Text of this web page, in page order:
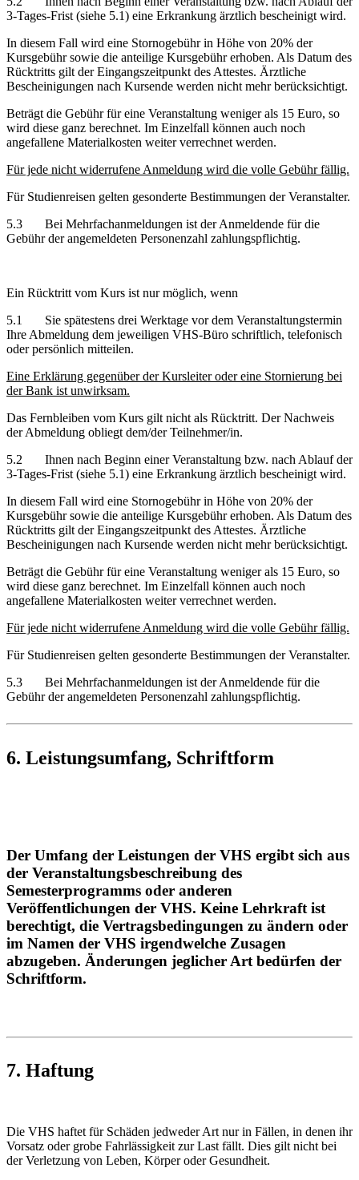
3-Tages-Frist (siehe 5.1) eine Erkrankung ärztlich bescheinigt wird.
In diesem Fall wird eine Stornogebühr in Höhe von 20% der
Kursgebühr sowie die anteilige Kursgebühr erhoben. Als Datum des
Rücktritts gilt der Eingangszeitpunkt des Attestes. Ärztliche
Bescheinigungen nach Kursende werden nicht mehr berücksichtigt.
Beträgt die Gebühr für eine Veranstaltung weniger als 15 Euro, so
wird diese ganz berechnet. Im Einzelfall können auch noch
angefallene Materialkosten weiter verrechnet werden.
Für jede nicht widerrufene Anmeldung wird die volle Gebühr fällig.
Für Studienreisen gelten gesonderte Bestimmungen der Veranstalter.
5.3 Bei Mehrfachanmeldungen ist der Anmeldende für die
Gebühr der angemeldeten Personenzahl zahlungspflichtig.
Ein Rücktritt vom Kurs ist nur möglich, wenn
5.1 Sie spätestens drei Werktage vor dem Veranstaltungstermin
Ihre Abmeldung dem jeweiligen VHS-Büro schriftlich, telefonisch
oder persönlich mitteilen.
Eine Erklärung gegenüber der Kursleiter oder eine Stornierung bei
der Bank ist unwirksam.
Das Fernbleiben vom Kurs gilt nicht als Rücktritt. Der Nachweis
der Abmeldung obliegt dem/der Teilnehmer/in.
5.2 Ihnen nach Beginn einer Veranstaltung bzw. nach Ablauf der
3-Tages-Frist (siehe 5.1) eine Erkrankung ärztlich bescheinigt wird.
In diesem Fall wird eine Stornogebühr in Höhe von 20% der
Kursgebühr sowie die anteilige Kursgebühr erhoben. Als Datum des
Rücktritts gilt der Eingangszeitpunkt des Attestes. Ärztliche
Bescheinigungen nach Kursende werden nicht mehr berücksichtigt.
Beträgt die Gebühr für eine Veranstaltung weniger als 15 Euro, so
wird diese ganz berechnet. Im Einzelfall können auch noch
angefallene Materialkosten weiter verrechnet werden.
Für jede nicht widerrufene Anmeldung wird die volle Gebühr fällig.
Für Studienreisen gelten gesonderte Bestimmungen der Veranstalter.
5.3 Bei Mehrfachanmeldungen ist der Anmeldende für die
Gebühr der angemeldeten Personenzahl zahlungspflichtig.
6. Leistungsumfang, Schriftform
Der Umfang der Leistungen der VHS ergibt sich aus
der Veranstaltungsbeschreibung des
Semesterprogramms oder anderen
Veröffentlichungen der VHS. Keine Lehrkraft ist
berechtigt, die Vertragsbedingungen zu ändern oder
im Namen der VHS irgendwelche Zusagen
abzugeben. Änderungen jeglicher Art bedürfen der
Schriftform.
7. Haftung
Die VHS haftet für Schäden jedweder Art nur in Fällen, in denen ihr
Vorsatz oder grobe Fahrlässigkeit zur Last fällt. Dies gilt nicht bei
der Verletzung von Leben, Körper oder Gesundheit.